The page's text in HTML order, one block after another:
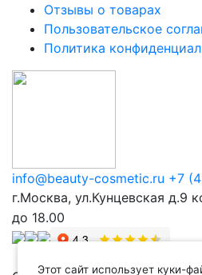
Отзывы о товарах
Пользовательское
Политика
info@beauty-cosmetic.ru +7
г.Москва, ул.Кунцевская д.9
до 18.00
Этот сайт использует куки-